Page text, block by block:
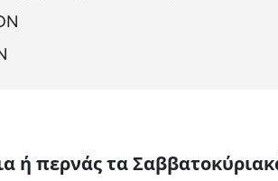
ή περνάς τα